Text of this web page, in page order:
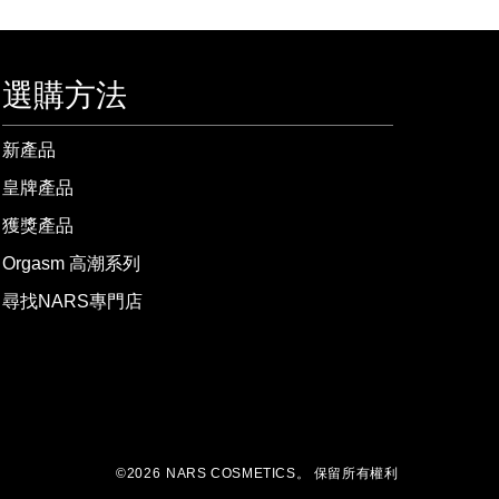
選購方法
新產品
皇牌產品
獲獎產品
Orgasm 高潮系列
尋找NARS專門店
©2026 NARS COSMETICS。 保留所有權利